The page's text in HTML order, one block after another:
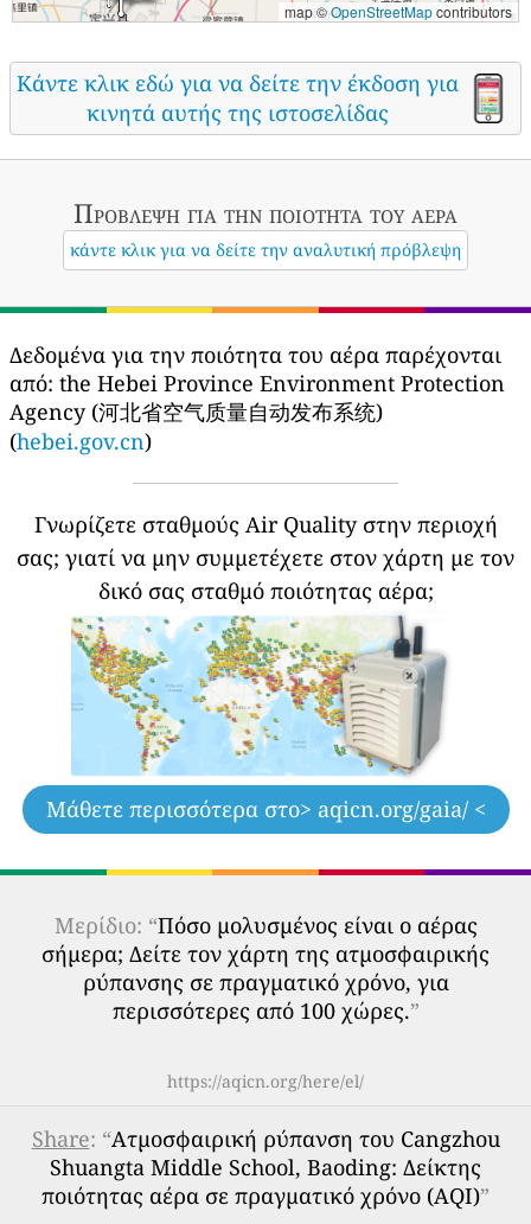
map ©OpenStreetMapcontributors
Κάντε κλικ εδώ για να δείτε την έκδοση για
κινητά αυτής της ιστοσελίδας
Πρόβλεψη για την ποιότητα του αέρα
κάντε κλικ για να δείτε την αναλυτική πρόβλεψη
Δεδομένα για την ποιότητα του αέρα παρέχονται
από: the Hebei Province Environment Protection
Agency (河北省空气质量自动发布系统)
(hebei.gov.cn)
Γνωρίζετε σταθμούς Air Quality στην περιοχή
σας; γιατί να μην συμμετέχετε στον χάρτη με τον
δικό σας σταθμό ποιότητας αέρα;
Μάθετε περισσότερα στο> aqicn.org/gaia/ <
Μερίδιο: “Πόσο μολυσμένος είναι ο αέρας
σήμερα; Δείτε τον χάρτη της ατμοσφαιρικής
ρύπανσης σε πραγματικό χρόνο, για
περισσότερες από 100 χώρες.”
https://aqicn.org/here/el/
Share: “Ατμοσφαιρική ρύπανση του Cangzhou
Shuangta Middle School, Baoding: Δείκτης
ποιότητας αέρα σε πραγματικό χρόνο (AQI)”